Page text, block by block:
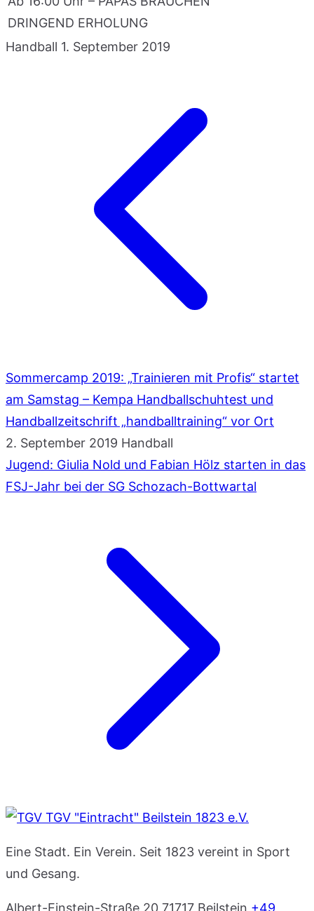
DRINGEND ERHOLUNG
Handball 1. September 2019
Sommercamp 2019: „Trainieren mit Profis“ startet
am Samstag – Kempa Handballschuhtest und
Handballzeitschrift „handballtraining“ vor Ort
2. September 2019 Handball
Jugend: Giulia Nold und Fabian Hölz starten in das
FSJ-Jahr bei der SG Schozach-Bottwartal
TGV "Eintracht" Beilstein 1823 e.V.
Eine Stadt. Ein Verein. Seit 1823 vereint in Sport
und Gesang.
Albert-Einstein-Straße 20 71717 Beilstein +49